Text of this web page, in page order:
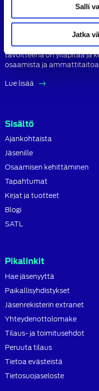
Salli
Jatka
Suomen Autoteknillinen
ammattilaisten ja
SATL toimii
tavoitteena on ylläpitää ja
osaamista ja
Lue lisää
Sisältö
Ajankohtaista
Jäsenille
Osaamisen kehittäminen
Tapahtumat
Kirjat ja tuotteet
Blogi
SATL
Pikalinkit
Hae jäsenyyttä
Paikallisyhdistykset
Jäsenrekisterin extranet
Yhteydenottolomake
Tilaus- ja toimitusehdot
Peruuta tilaus
Tietoa evästeistä
Tietosuojaseloste